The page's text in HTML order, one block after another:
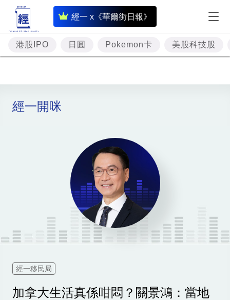
經一 x《華爾街日報》
即
時
財
經
理
財
科
場
港股IPO 日圓 Pokemon卡 美股科技股
經一開咪
經一移民局
加拿大生活真係咁悶？關景鴻：當地